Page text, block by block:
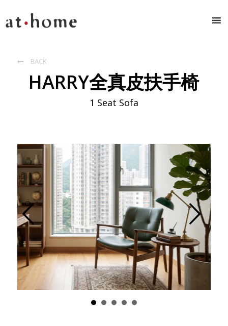
 BACK
HARRY全真皮扶手椅
1 Seat Sofa
Prev Next